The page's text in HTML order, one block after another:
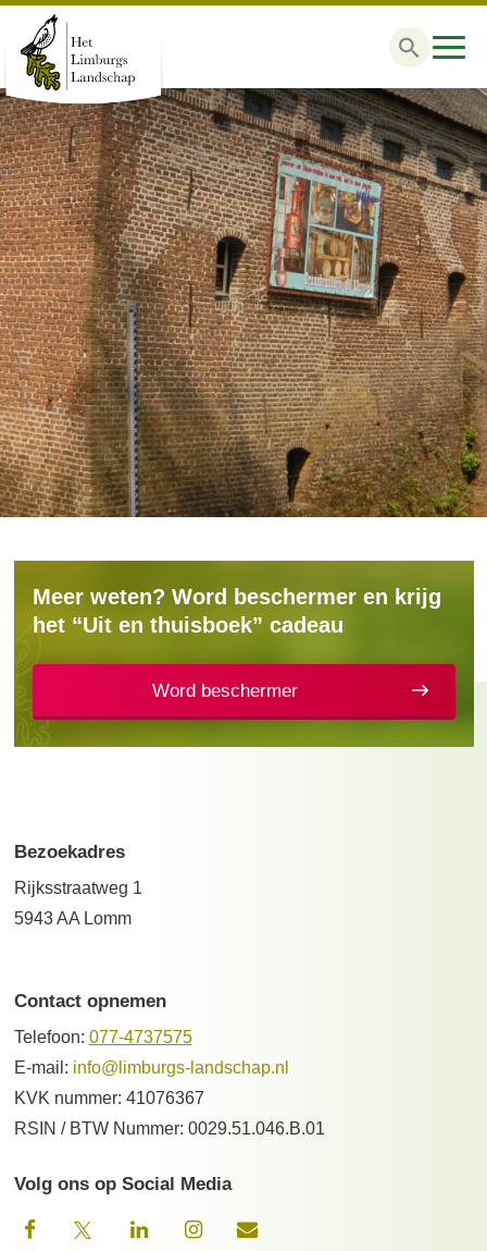
Zoek
Meer weten? Word beschermer en krijg
het “Uit en thuisboek” cadeau
Word beschermer
Bezoekadres
Rijksstraatweg 1
5943 AA Lomm
Contact opnemen
Telefoon: 077-4737575
E-mail: info@limburgs-landschap.nl
KVK nummer: 41076367
RSIN / BTW Nummer: 0029.51.046.B.01
Volg ons op Social Media